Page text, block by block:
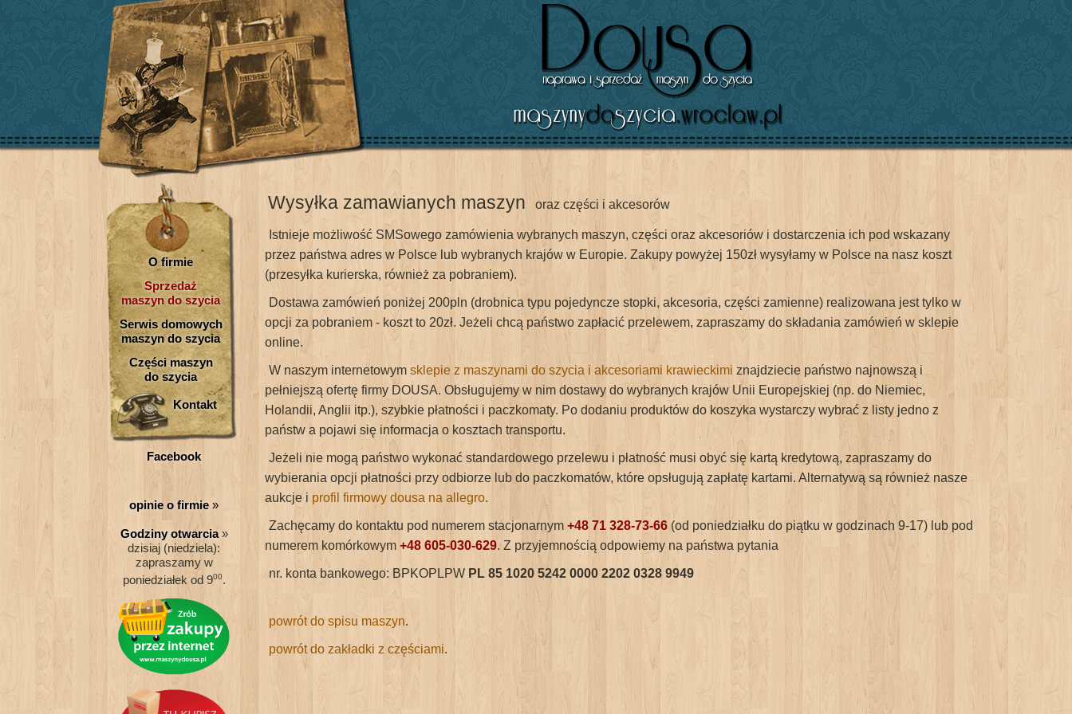
O firmie
Sprzedaż
maszyn do szycia
Serwis domowych
maszyn do szycia
Części maszyn
do szycia
Kontakt
Facebook
opinie o firmie »
Godziny otwarcia»
dzisiaj (niedziela):
zapraszamy w
poniedziałek od 900.
Wysyłka zamawianych maszyn oraz części i akcesorów
Istnieje możliwość SMSowego zamówienia wybranych maszyn, części oraz akcesoriów i dostarczenia ich pod wskazany
przez państwa adres w Polsce lub wybranych krajów w Europie. Zakupy powyżej 150zł wysyłamy w Polsce na nasz koszt
(przesyłka kurierska, również za pobraniem).
Dostawa zamówień poniżej 200pln (drobnica typu pojedyncze stopki, akcesoria, części zamienne) realizowana jest tylko w
opcji za pobraniem - koszt to 20zł. Jeżeli chcą państwo zapłacić przelewem, zapraszamy do składania zamówień w sklepie
online.
W naszym internetowym sklepie z maszynami do szycia i akcesoriami krawieckimi znajdziecie państwo najnowszą i
pełniejszą ofertę firmy DOUSA. Obsługujemy w nim dostawy do wybranych krajów Unii Europejskiej (np. do Niemiec,
Holandii, Anglii itp.), szybkie płatności i paczkomaty. Po dodaniu produktów do koszyka wystarczy wybrać z listy jedno z
państw a pojawi się informacja o kosztach transportu.
Jeżeli nie mogą państwo wykonać standardowego przelewu i płatność musi obyć się kartą kredytową, zapraszamy do
wybierania opcji płatności przy odbiorze lub do paczkomatów, które opsługują zapłatę kartami. Alternatywą są również nasze
aukcje i profil firmowy dousa na allegro.
Zachęcamy do kontaktu pod numerem stacjonarnym +48 71 328-73-66 (od poniedziałku do piątku w godzinach 9-17) lub pod
numerem komórkowym +48 605-030-629. Z przyjemnością odpowiemy na państwa pytania
nr. konta bankowego: BPKOPLPW PL 85 1020 5242 0000 2202 0328 9949
powrót do spisu maszyn.
powrót do zakładki z częściami.